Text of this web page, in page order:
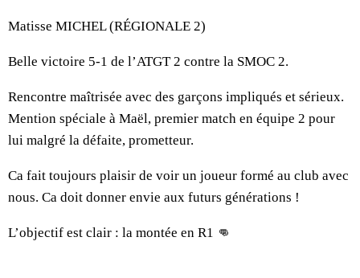
Matisse MICHEL (RÉGIONALE 2)
Belle victoire 5-1 de l’ATGT 2 contre la SMOC 2.
Rencontre maîtrisée avec des garçons impliqués et sérieux.
Mention spéciale à Maël, premier match en équipe 2 pour
lui malgré la défaite, prometteur.
Ca fait toujours plaisir de voir un joueur formé au club avec
nous. Ca doit donner envie aux futurs générations !
L’objectif est clair : la montée en R1 👊